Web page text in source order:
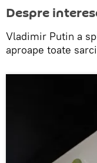
Despre
Vladimir Putin a
aproape toate